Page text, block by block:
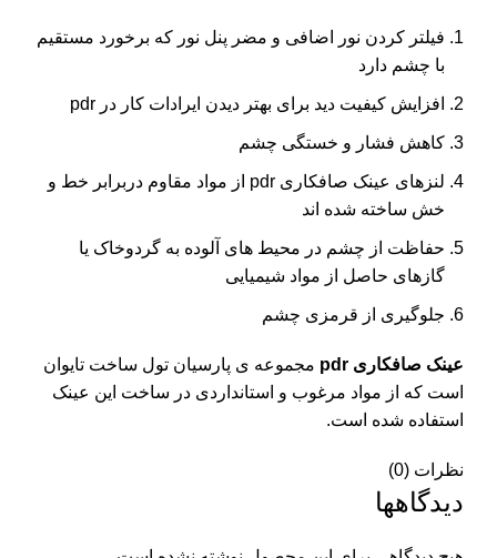
فیلتر کردن نور اضافی و مضر پنل نور که برخورد مستقیم
با چشم دارد
افزایش کیفیت دید برای بهتر دیدن ایرادات کار در pdr
کاهش فشار و خستگی چشم
لنزهای عینک صافکاری pdr از مواد مقاوم دربرابر خط و
خش ساخته شده اند
حفاظت از چشم در محیط های آلوده به گردوخاک یا
گازهای حاصل از مواد شیمیایی
جلوگیری از قرمزی چشم
عینک صافکاری pdr
مجموعه ی پارسیان تول ساخت تایوان
است که از مواد مرغوب و استانداردی در ساخت این عینک
استفاده شده است.
نظرات (0)
دیدگاهها